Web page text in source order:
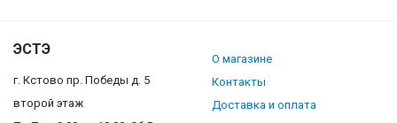
ЭСТЭ
г. Кстово пр. Победы д. 5
второй этаж
О магазине
Контакты
Доставка и оплата